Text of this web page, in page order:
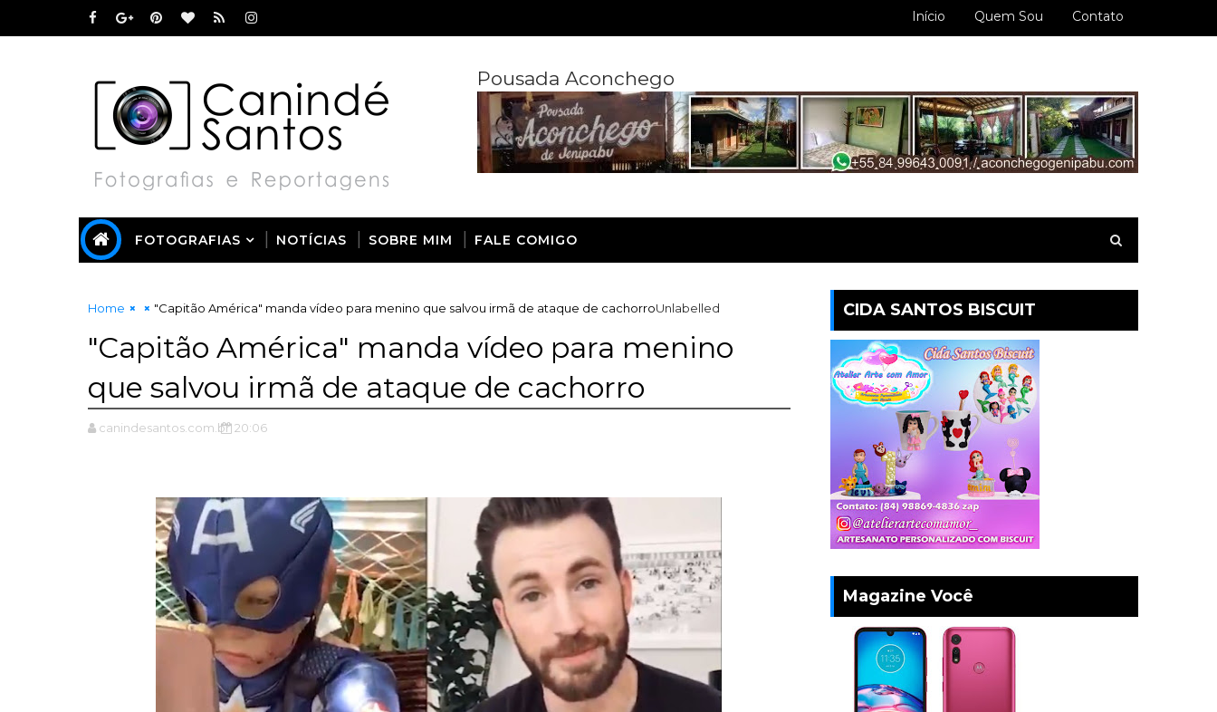
Início Quem Sou Contato
Pousada Aconchego
FOTOGRAFIAS NOTÍCIAS SOBRE MIM FALE COMIGO
Home Unlabelled
"Capitão América" manda vídeo para menino que salvou irmã de ataque de cachorro
"Capitão América" manda vídeo para menino
que salvou irmã de ataque de cachorro
canindesantos.com.br 20:06
CIDA SANTOS BISCUIT
Magazine Você